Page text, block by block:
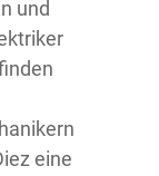
und
eine